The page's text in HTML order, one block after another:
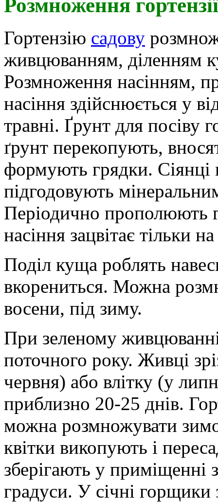
Розмноження гортензії
Гортензію садову
живцюванням, діленням
Розмноження насінням,
насіння здійснюється у
травні. Ґрунт для посіву
ґрунт перекопують,
формують грядки. Сіянці
підгодовують
Періодично прополюють
насіння зацвітає тільки
Поділ куща роблять
вкорениться. Можна
восени, під зиму.
При зеленому
поточного року. Живці
червня) або влітку (у
приблизно 20-25 днів.
можна розмножувати
квітки викопують і
зберігають у приміщенні
градуси. У січні